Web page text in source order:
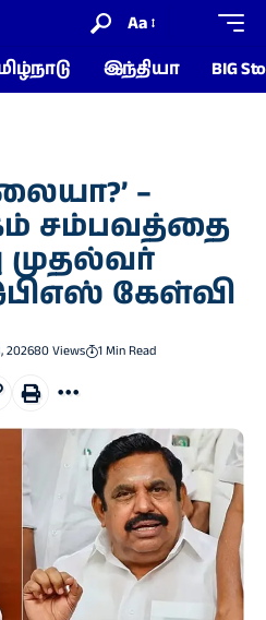
Aa
இந்தியா BIG
–
சம்பவத்தை
கேள்வி
202680 Views 1 Min Read